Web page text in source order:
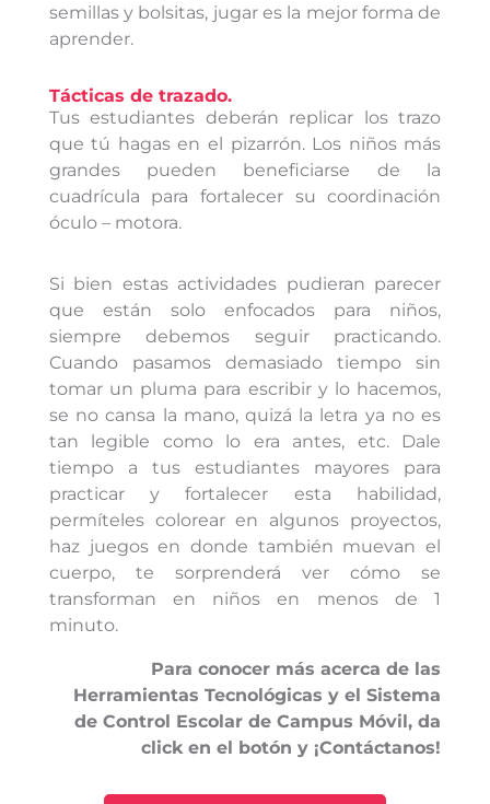
semillas y bolsitas, jugar es la mejor forma de
aprender.
Tácticas de trazado.
Tus estudiantes deberán replicar los trazo
que tú hagas en el pizarrón. Los niños más
grandes pueden beneficiarse de la
cuadrícula para fortalecer su coordinación
óculo – motora.
Si bien estas actividades pudieran parecer
que están solo enfocados para niños,
siempre debemos seguir practicando.
Cuando pasamos demasiado tiempo sin
tomar un pluma para escribir y lo hacemos,
se no cansa la mano, quizá la letra ya no es
tan legible como lo era antes, etc. Dale
tiempo a tus estudiantes mayores para
practicar y fortalecer esta habilidad,
permíteles colorear en algunos proyectos,
haz juegos en donde también muevan el
cuerpo, te sorprenderá ver cómo se
transforman en niños en menos de 1
minuto.
Para conocer más acerca de las
Herramientas Tecnológicas y el Sistema
de Control Escolar de Campus Móvil, da
click en el botón y ¡Contáctanos!